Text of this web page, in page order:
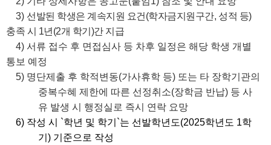
3) 선발된 학생은 계속지원 요건(학자금지원구간, 성적 등)
충족 시 1년(2개 학기)간 지급
4) 서류 접수 후 면접심사 등 차후 일정은 해당 학생 개별
통보 예정
5) 명단제출 후 학적변동(가사휴학 등) 또는 타 장학기관의
중복수혜 제한에 따른 선정취소(장학금 반납) 등 사
유 발생 시 행정실로 즉시 연락 요망
6) 작성 시 `학년 및 학기`는 선발학년도(2025학년도 1학
기) 기준으로 작성